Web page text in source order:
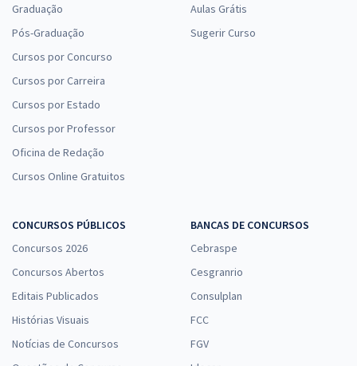
Graduação
Pós-Graduação
Cursos por Concurso
Cursos por Carreira
Cursos por Estado
Cursos por Professor
Oficina de Redação
Cursos Online Gratuitos
Aulas Grátis
Sugerir Curso
CONCURSOS PÚBLICOS
Concursos 2026
Concursos Abertos
Editais Publicados
Histórias Visuais
Notícias de Concursos
BANCAS DE CONCURSOS
Cebraspe
Cesgranrio
Consulplan
FCC
FGV